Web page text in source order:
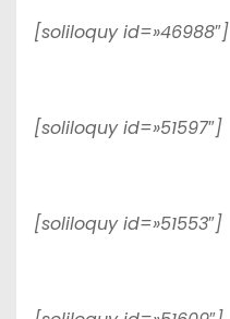
[soliloquy id=»46988″]
[soliloquy id=»51597″]
[soliloquy id=»51553″]